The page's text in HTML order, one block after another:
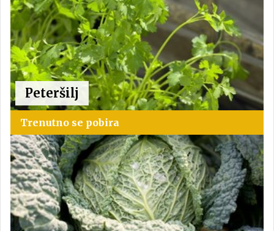
Peteršilj
Trenutno se pobira